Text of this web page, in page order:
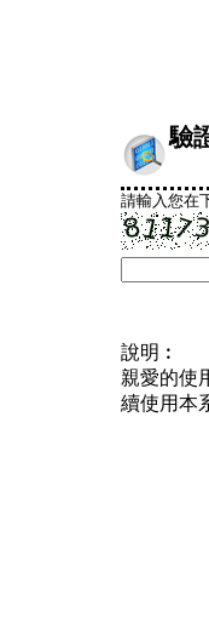
驗
請輸入您在
說明︰
親愛的使
續使用本